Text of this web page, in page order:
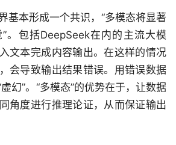
基本形成一个共识，“多模态将显著
。包括DeepSeek在内的主流大模
文本完成内容输出。在这样的情况
会导致输出结果错误。用错误数据
幻”。“多模态”的优势在于，让数据
角度进行推理论证，从而保证输出